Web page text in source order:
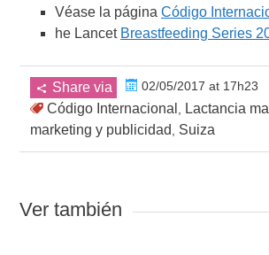
Véase la páginaCódigo
he Lancet Breastfeeding Series
Share via 02/05/2017 at 17h23
Código Internacional , Lactancia
marketing y publicidad, Suiza
Ver también